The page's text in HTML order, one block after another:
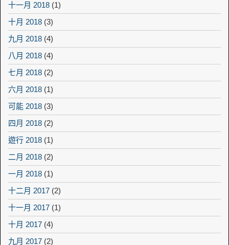
十一月 2018 (1)
十月 2018 (3)
九月 2018 (4)
八月 2018 (4)
七月 2018 (2)
六月 2018 (1)
可能 2018 (3)
四月 2018 (2)
遊行 2018 (1)
二月 2018 (2)
一月 2018 (1)
十二月 2017 (2)
十一月 2017 (1)
十月 2017 (4)
九月 2017 (2)